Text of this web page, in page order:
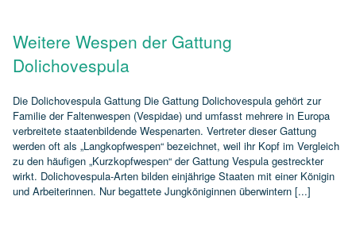
Weitere Wespen der Gattung
Dolichovespula
Die Dolichovespula Gattung Die Gattung Dolichovespula gehört zur
Familie der Faltenwespen (Vespidae) und umfasst mehrere in Europa
verbreitete staatenbildende Wespenarten. Vertreter dieser Gattung
werden oft als „Langkopfwespen“ bezeichnet, weil ihr Kopf im Vergleich
zu den häufigen „Kurzkopfwespen“ der Gattung Vespula gestreckter
wirkt. Dolichovespula‑Arten bilden einjährige Staaten mit einer Königin
und Arbeiterinnen. Nur begattete Jungköniginnen überwintern [...]